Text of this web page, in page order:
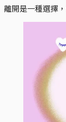
離開是一種選擇